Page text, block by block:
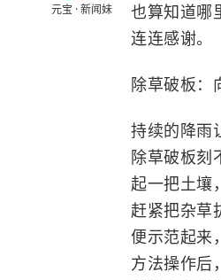
元宝 · 新闻妹
也算知道哪
连连感谢。
除草破板：
持续的降雨
除草破板刻
起一把土壤
赶紧把杂草
便示范起来
方法操作后